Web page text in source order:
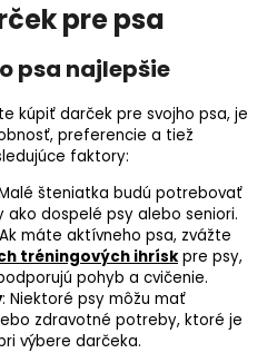
pre psa
psa najlepšie
kúpiť darček pre svojho psa, je
preferencie a tiež
faktory:
šteniatka budú potrebovať
ako dospelé psy alebo seniori.
máte aktívneho psa, zvážte
tréningových ihrískpre psy,
pohyb a cvičenie.
: Niektoré psy môžu mať
zdravotné potreby, ktoré je
výbere darčeka.